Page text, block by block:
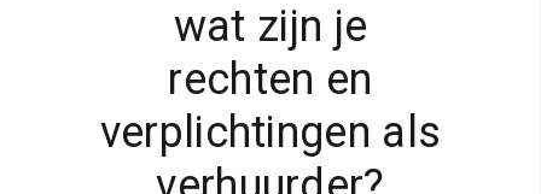
wat zijn je
rechten en
verplichtingen als